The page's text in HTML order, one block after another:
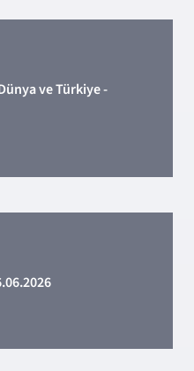
ve Türkiye -